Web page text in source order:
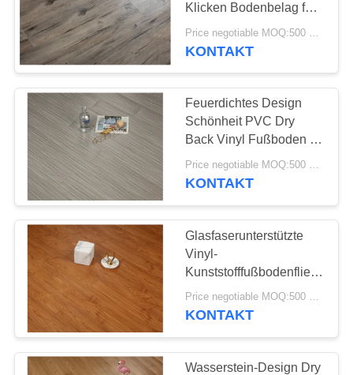
SPC-
Vinylbodenbelag
26
Vinyl-WPC-
Bodenbelag
Klicken Bodenbelag für
die Wohnkultur
Price negotiable MOQ:500 Quadratmeter
KONTAKT
Feuerdichtes Design
Schönheit PVC Dry
Back Vinyl Fußboden für
Wohnkultur
Price negotiable MOQ:500 Quadratmeter
KONTAKT
Glasfaserunterstützte
Vinyl-
Kunststofffußbodenfliesen
Tiefgeprägte PVC-Holz
Price negotiable MOQ:500 Quadratmeter
KONTAKT
Wasserstein-Design Dry